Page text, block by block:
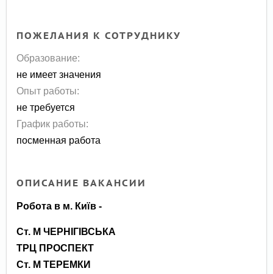
ПОЖЕЛАНИЯ К СОТРУДНИКУ
Образование:
не имеет значения
Опыт работы:
не требуется
График работы:
посменная работа
ОПИСАНИЕ ВАКАНСИИ
Робота в м. Київ -
Ст. М ЧЕРНІГІВСЬКА
ТРЦ ПРОСПЕКТ
Ст. М ТЕРЕМКИ